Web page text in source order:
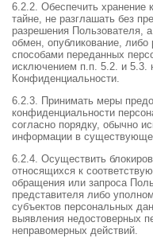
6.2.2. Обеспечить
тайне, не разглашать без
разрешения Пользователя,
обмен, опубликование,
способами переданных
исключением п.п. 5.2. и 5.3.
Конфиденциальности.
6.2.3. Принимать меры
конфиденциальности
согласно порядку, обычно
информации в
6.2.4. Осуществить
относящихся к
обращения или запроса
представителя либо
субъектов персональных
выявления недостоверных
неправомерных действий.